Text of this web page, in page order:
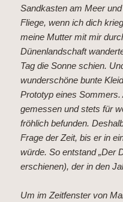
Sandkasten am Meer
Fliege, wenn ich dich
meine Mutter mit mir
Dünenlandschaft
Tag die Sonne schien.
wunderschöne bunte
Prototyp eines Sommers.
gemessen und stets für
fröhlich befunden.
Frage der Zeit, bis er in
würde. So entstand „Der
erschienen), der in den
Um im Zeitfenster von